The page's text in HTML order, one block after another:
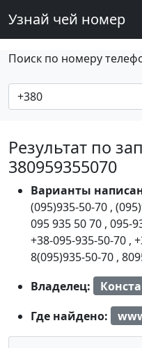
Узнай чей номер
Поиск по номеру
Результат по
380959355070
Варианты
(095)935-50-70 ,
095 935 50 70 , 095-
+38-095-935-50-70 ,
8(095)935-50-70 ,
Владелец:
Где найдено: